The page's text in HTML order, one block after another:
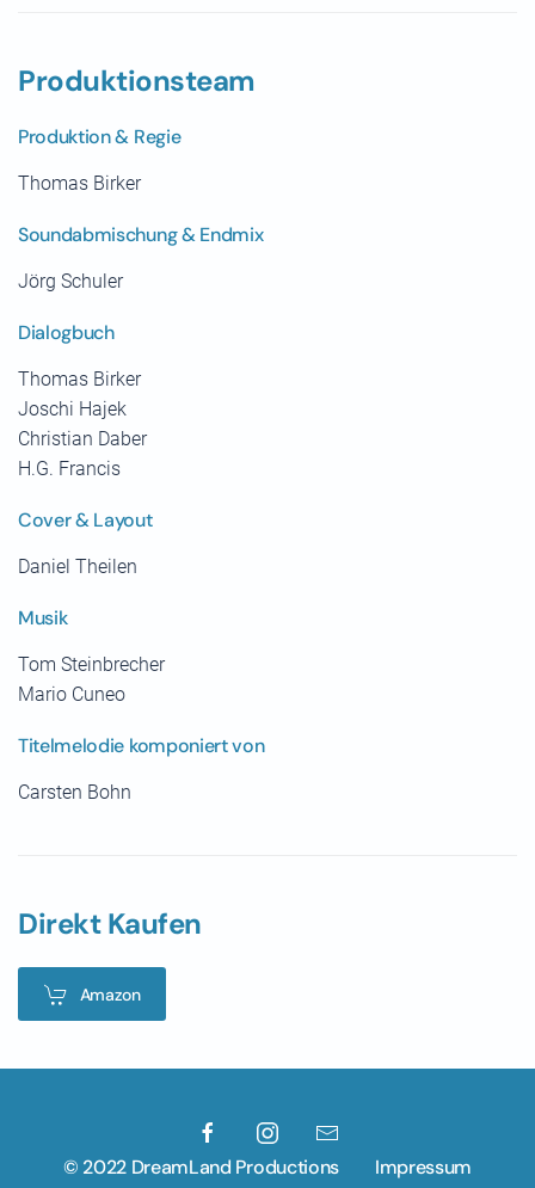
Produktionsteam
Produktion & Regie
Thomas Birker
Soundabmischung & Endmix
Jörg Schuler
Dialogbuch
Thomas Birker
Joschi Hajek
Christian Daber
H.G. Francis
Cover & Layout
Daniel Theilen
Musik
Tom Steinbrecher
Mario Cuneo
Titelmelodie komponiert von
Carsten Bohn
Direkt Kaufen
Amazon
© 2022 DreamLand Productions Impressum